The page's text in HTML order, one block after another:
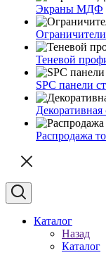
Экраны МДФ
Теневой
SPC панели
Распродажа
Каталог
Назад
Каталог